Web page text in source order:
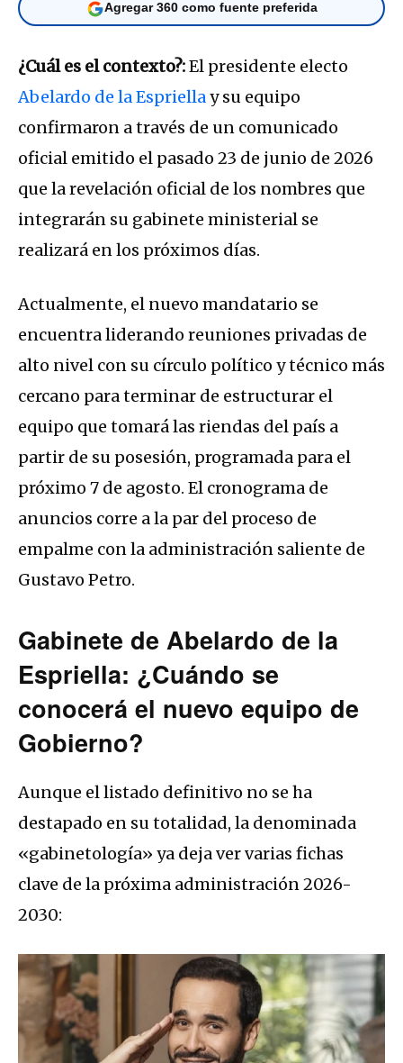
Agregar 360 como fuente preferida
¿Cuál es el contexto?:El presidente electo
Abelardo de la Espriellay su equipo
confirmaron a través de un comunicado
oficial emitido el pasado 23 de junio de 2026
que la revelación oficial de los nombres que
integrarán su gabinete ministerial se
realizará en los próximos días.
Actualmente, el nuevo mandatario se
encuentra liderando reuniones privadas de
alto nivel con su círculo político y técnico más
cercano para terminar de estructurar el
equipo que tomará las riendas del país a
partir de su posesión, programada para el
próximo 7 de agosto. El cronograma de
anuncios corre a la par del proceso de
empalme con la administración saliente de
Gustavo Petro.
Gabinete de Abelardo de la
Espriella: ¿Cuándo se
conocerá el nuevo equipo de
Gobierno?
Aunque el listado definitivo no se ha
destapado en su totalidad, la denominada
«gabinetología» ya deja ver varias fichas
clave de la próxima administración 2026-
2030: